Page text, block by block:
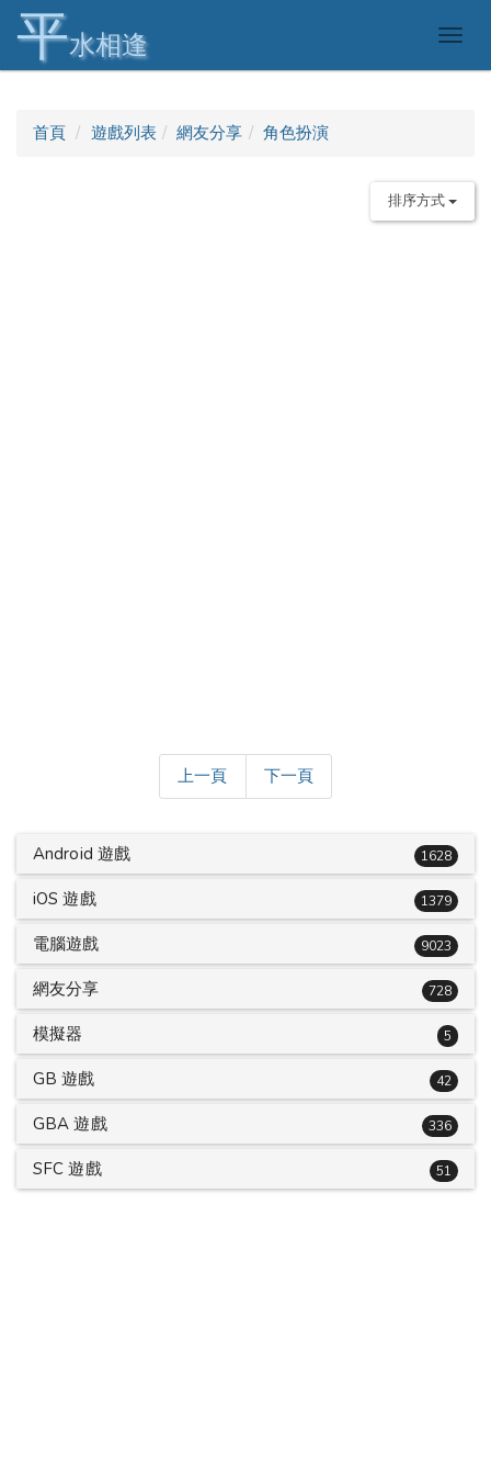
平水相逢
首頁 遊戲列表 網友分享 角色扮演
排序方式
上一頁 下一頁
Android 遊戲 1628
iOS 遊戲 1379
電腦遊戲 9023
網友分享 728
模擬器 5
GB 遊戲 42
GBA 遊戲 336
SFC 遊戲 51